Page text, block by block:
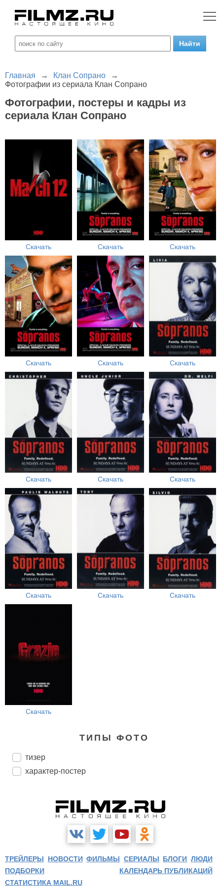
Главная → Клан Сопрано
→
Фотографии из сериала Клан Сопрано
Фотографии, постеры и кадры из
сериала Клан Сопрано
Скачать Скачать Скачать
Скачать Скачать Скачать
Скачать Скачать Скачать
Скачать Скачать Скачать
Скачать
ТИПЫ ФОТО
тизер
характер-постер
ТРЕЙЛЕРЫ НОВОСТИ ФИЛЬМЫ СЕРИАЛЫ БЛОГИ ЛЮДИ
ПОДБОРКИ
КАЛЕНДАРЬ ПУБЛИКАЦИЙ
СТАТИСТИКА MAIL.RU